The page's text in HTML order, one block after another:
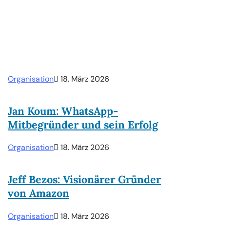
Organisation 18. März 2026
Jan Koum: WhatsApp-
Mitbegründer und sein Erfolg
Organisation 18. März 2026
Jeff Bezos: Visionärer Gründer
von Amazon
Organisation 18. März 2026